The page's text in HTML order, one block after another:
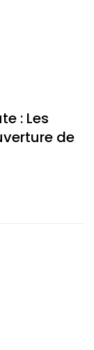
: Les
de